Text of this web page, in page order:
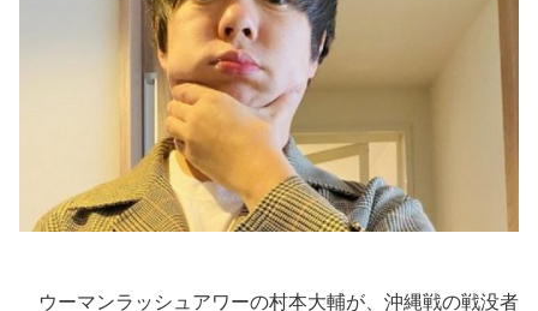
ウーマンラッシュアワーの村本大輔が、沖縄戦の戦没者